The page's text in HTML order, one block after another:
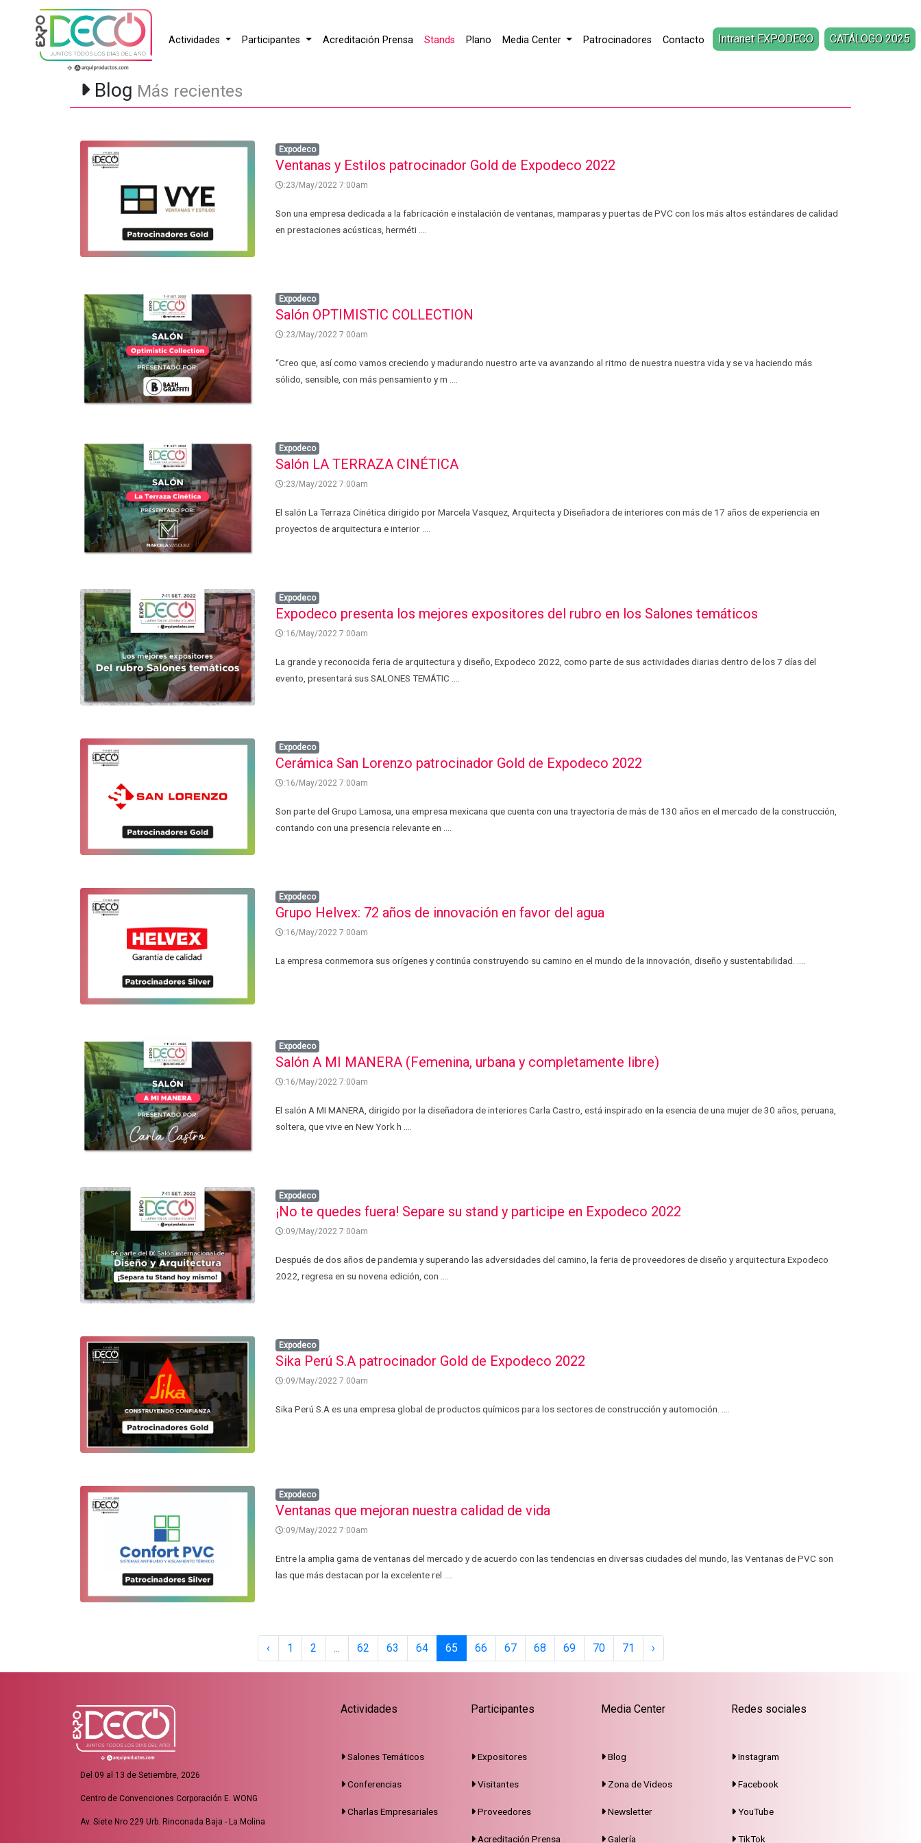
Actividades Participantes Acreditación Prensa Stands Plano Media Center Patrocinadores Contacto Intranet EXPODECO CATÁLOGO 2025
Blog Más recientes
Expodeco
Ventanas y Estilos patrocinador Gold de Expodeco 2022
:23/May/2022 7:00am
Son una empresa dedicada a la fabricación e instalación de ventanas, mamparas y puertas de PVC con los más altos estándares de calidad
en prestaciones acústicas, herméti ....
Expodeco
Salón OPTIMISTIC COLLECTION
:23/May/2022 7:00am
“Creo que, así como vamos creciendo y madurando nuestro arte va avanzando al ritmo de nuestra nuestra vida y se va haciendo más
sólido, sensible, con más pensamiento y m ....
Expodeco
Salón LA TERRAZA CINÉTICA
:23/May/2022 7:00am
El salón La Terraza Cinética dirigido por Marcela Vasquez, Arquitecta y Diseñadora de interiores con más de 17 años de experiencia en
proyectos de arquitectura e interior ....
Expodeco
Expodeco presenta los mejores expositores del rubro en los Salones temáticos
:16/May/2022 7:00am
La grande y reconocida feria de arquitectura y diseño, Expodeco 2022, como parte de sus actividades diarias dentro de los 7 días del
evento, presentará sus SALONES TEMÁTIC ....
Expodeco
Cerámica San Lorenzo patrocinador Gold de Expodeco 2022
:16/May/2022 7:00am
Son parte del Grupo Lamosa, una empresa mexicana que cuenta con una trayectoria de más de 130 años en el mercado de la construcción,
contando con una presencia relevante en ....
Expodeco
Grupo Helvex: 72 años de innovación en favor del agua
:16/May/2022 7:00am
La empresa conmemora sus orígenes y continúa construyendo su camino en el mundo de la innovación, diseño y sustentabilidad. ....
Expodeco
Salón A MI MANERA (Femenina, urbana y completamente libre)
:16/May/2022 7:00am
El salón A MI MANERA, dirigido por la diseñadora de interiores Carla Castro, está inspirado en la esencia de una mujer de 30 años, peruana,
soltera, que vive en New York h ....
Expodeco
¡No te quedes fuera! Separe su stand y participe en Expodeco 2022
:09/May/2022 7:00am
Después de dos años de pandemia y superando las adversidades del camino, la feria de proveedores de diseño y arquitectura Expodeco
2022, regresa en su novena edición, con ....
Expodeco
Sika Perú S.A patrocinador Gold de Expodeco 2022
:09/May/2022 7:00am
Sika Perú S.A es una empresa global de productos químicos para los sectores de construcción y automoción. ....
Expodeco
Ventanas que mejoran nuestra calidad de vida
:09/May/2022 7:00am
Entre la amplia gama de ventanas del mercado y de acuerdo con las tendencias en diversas ciudades del mundo, las Ventanas de PVC son
las que más destacan por la excelente rel ....
‹ 1 2 ... 62 63 64 65 66 67 68 69 70 71 ›
Del 09 al 13 de Setiembre, 2026
Centro de Convenciones Corporación E. WONG
Av. Siete Nro 229 Urb. Rinconada Baja - La Molina
Actividades
Salones Temáticos
Conferencias
Charlas Empresariales
Participantes
Expositores
Visitantes
Proveedores
Acreditación Prensa
Media Center
Blog
Zona de Videos
Newsletter
Galería
Redes sociales
Instagram
Facebook
YouTube
TikTok